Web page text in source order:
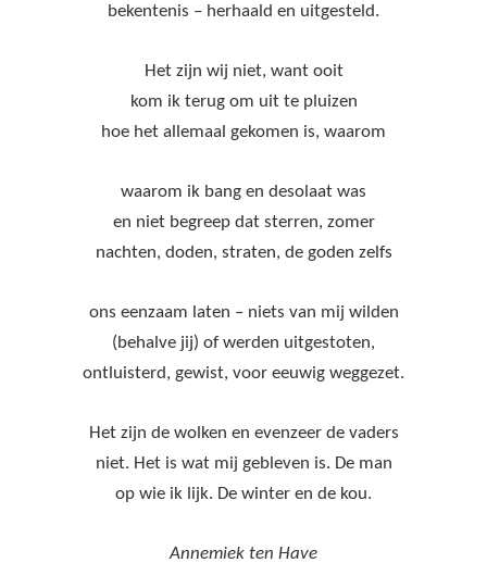
bekentenis – herhaald en uitgesteld.
Het zijn wij niet, want ooit
kom ik terug om uit te pluizen
hoe het allemaal gekomen is, waarom
waarom ik bang en desolaat was
en niet begreep dat sterren, zomer
nachten, doden, straten, de goden zelfs
ons eenzaam laten – niets van mij wilden
(behalve jij) of werden uitgestoten,
ontluisterd, gewist, voor eeuwig weggezet.
Het zijn de wolken en evenzeer de vaders
niet. Het is wat mij gebleven is. De man
op wie ik lijk. De winter en de kou.
Annemiek ten Have